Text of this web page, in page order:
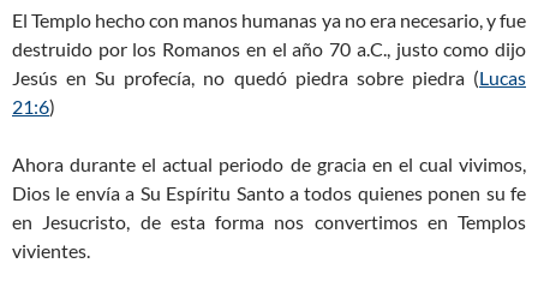
El Templo hecho con manos humanas ya no era necesario, y fue
destruido por los Romanos en el año 70 a.C., justo como dijo
Jesús en Su profecía, no quedó piedra sobre piedra (Lucas
21:6)
Ahora durante el actual periodo de gracia en el cual vivimos,
Dios le envía a Su Espíritu Santo a todos quienes ponen su fe
en Jesucristo, de esta forma nos convertimos en Templos
vivientes.